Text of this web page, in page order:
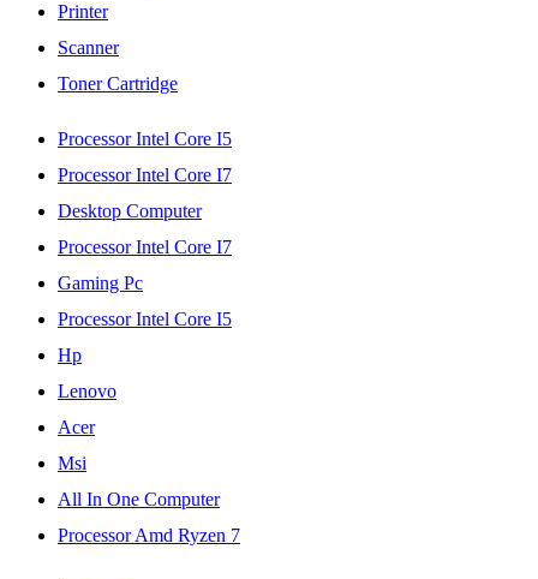
Printer
Scanner
Toner Cartridge
Processor Intel Core I5
Processor Intel Core I7
Desktop Computer
Processor Intel Core I7
Gaming Pc
Processor Intel Core I5
Hp
Lenovo
Acer
Msi
All In One Computer
Processor Amd Ryzen 7